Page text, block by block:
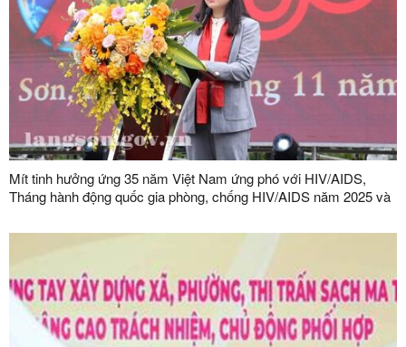
Mít tinh hưởng ứng 35 năm Việt Nam ứng phó với HIV/AIDS,
Tháng hành động quốc gia phòng, chống HIV/AIDS năm 2025 và